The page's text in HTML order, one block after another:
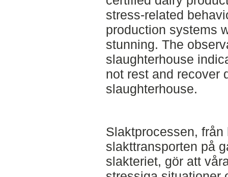
stress-related
production systems
stunning. The
slaughterhouse
not rest and recover
slaughterhouse.
Slaktprocessen,
slakttransporten på
slakteriet, gör att